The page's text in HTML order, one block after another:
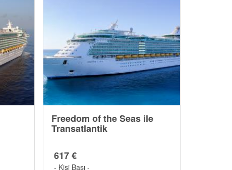
Freedom of the Seas ile
Transatlantik
617 €
- Kişi Başı -